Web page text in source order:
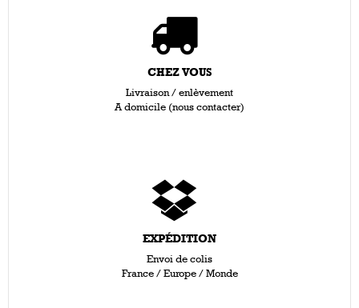
CHEZ VOUS
Livraison / enlèvement
A domicile (nous contacter)
EXPÉDITION
Envoi de colis
France / Europe / Monde